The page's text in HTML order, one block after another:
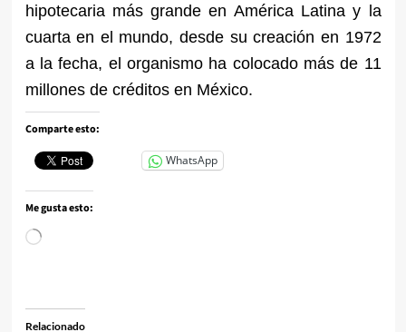
hipotecaria más grande en América Latina y la
cuarta en el mundo, desde su creación en 1972
a la fecha, el organismo ha colocado más de 11
millones de créditos en México.
Comparte esto:
WhatsApp
Me gusta esto:
Cargando...
Relacionado